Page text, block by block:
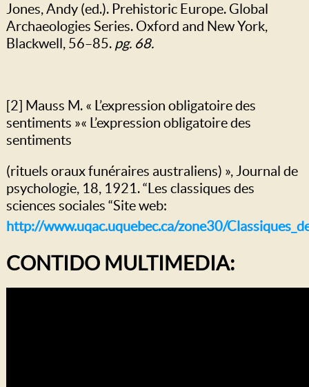
Jones, Andy (ed.). Prehistoric Europe. Global
Archaeologies Series. Oxford and New York,
Blackwell, 56–85. pg. 68.
[2] Mauss M. « L’expression obligatoire des
sentiments »« L’expression obligatoire des
sentiments
(rituels oraux funéraires australiens) », Journal de
psychologie, 18, 1921. “Les classiques des
sciences sociales “Site web:
http://www.uqac.uquebec.ca/zone30/
CONTIDO MULTIMEDIA: